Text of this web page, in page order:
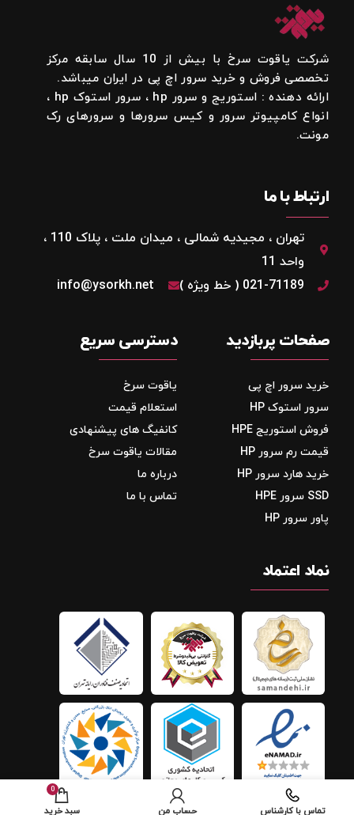
شرکت یاقوت سرخ با بیش از 10 سال سابقه مرکز
تخصصی فروش و خرید سرور اچ پی در ایران میباشد.
ارائه دهنده : استوریج و سرور hp ، سرور استوک hp ،
انواع کامپیوتر سرور و کیس سرورها و سرورهای رک
مونت.
ارتباط با ما
تهران ، مجیدیه شمالی ، میدان ملت ، پلاک 110 ،
واحد 11
021-71189 ( خط ویژه )
info@ysorkh.net
صفحات پربازدید
خرید سرور اچ پی
سرور استوک HP
فروش استوریج‌ HPE
قیمت رم سرور HP
خرید هارد سرور HP
SSD سرور HPE
پاور سرور HP
دسترسی سریع
یاقوت سرخ
استعلام قیمت
کانفیگ های پیشنهادی
مقالات یاقوت سرخ
درباره ما
تماس با ما
نماد اعتماد
تماس با کارشناس حساب من
0
سبد خرید